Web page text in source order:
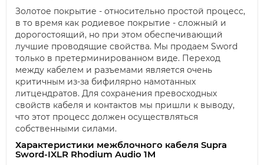
Золотое покрытие - относительно простой процесс,
в то время как родиевое покрытие - сложный и
дорогостоящий, но при этом обеспечивающий
лучшие проводящие свойства. Мы продаем Sword
только в претерминированном виде. Переход
между кабелем и разъемами является очень
критичным из-за бифилярно намотанных
литцендратов. Для сохранения превосходных
свойств кабеля и контактов мы пришли к выводу,
что этот процесс должен осуществляться
собственными силами.
Характеристики межблочного кабеля Supra
Sword-IXLR Rhodium Audio 1M